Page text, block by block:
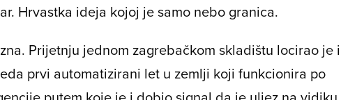
Hrvastka ideja kojoj je samo nebo granica.
Prijetnju jednom zagrebačkom skladištu locirao je i
prvi automatizirani let u zemlji koji funkcionira po